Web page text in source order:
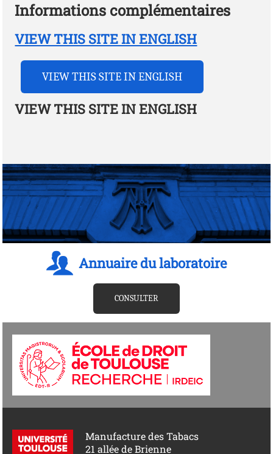
Informations complémentaires
VIEW THIS SITE IN ENGLISH
VIEW THIS SITE IN ENGLISH
VIEW THIS SITE IN ENGLISH
Annuaire du laboratoire
CONSULTER
Manufacture des Tabacs
21 allée de Brienne